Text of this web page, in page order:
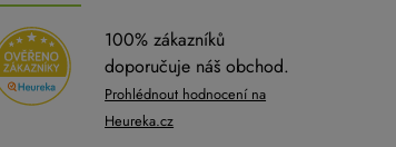
100% zákazníků
doporučuje náš obchod.
Prohlédnout hodnocení na
Heureka.cz